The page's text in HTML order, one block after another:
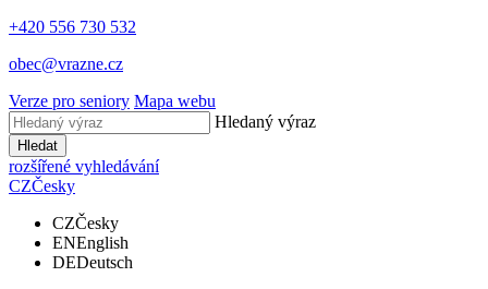
+420 556 730 532
obec@vrazne.cz
Verze pro seniory Mapa webu
Hledaný výraz
Hledat
rozšířené vyhledávání
CZČesky
CZČesky
ENEnglish
DEDeutsch